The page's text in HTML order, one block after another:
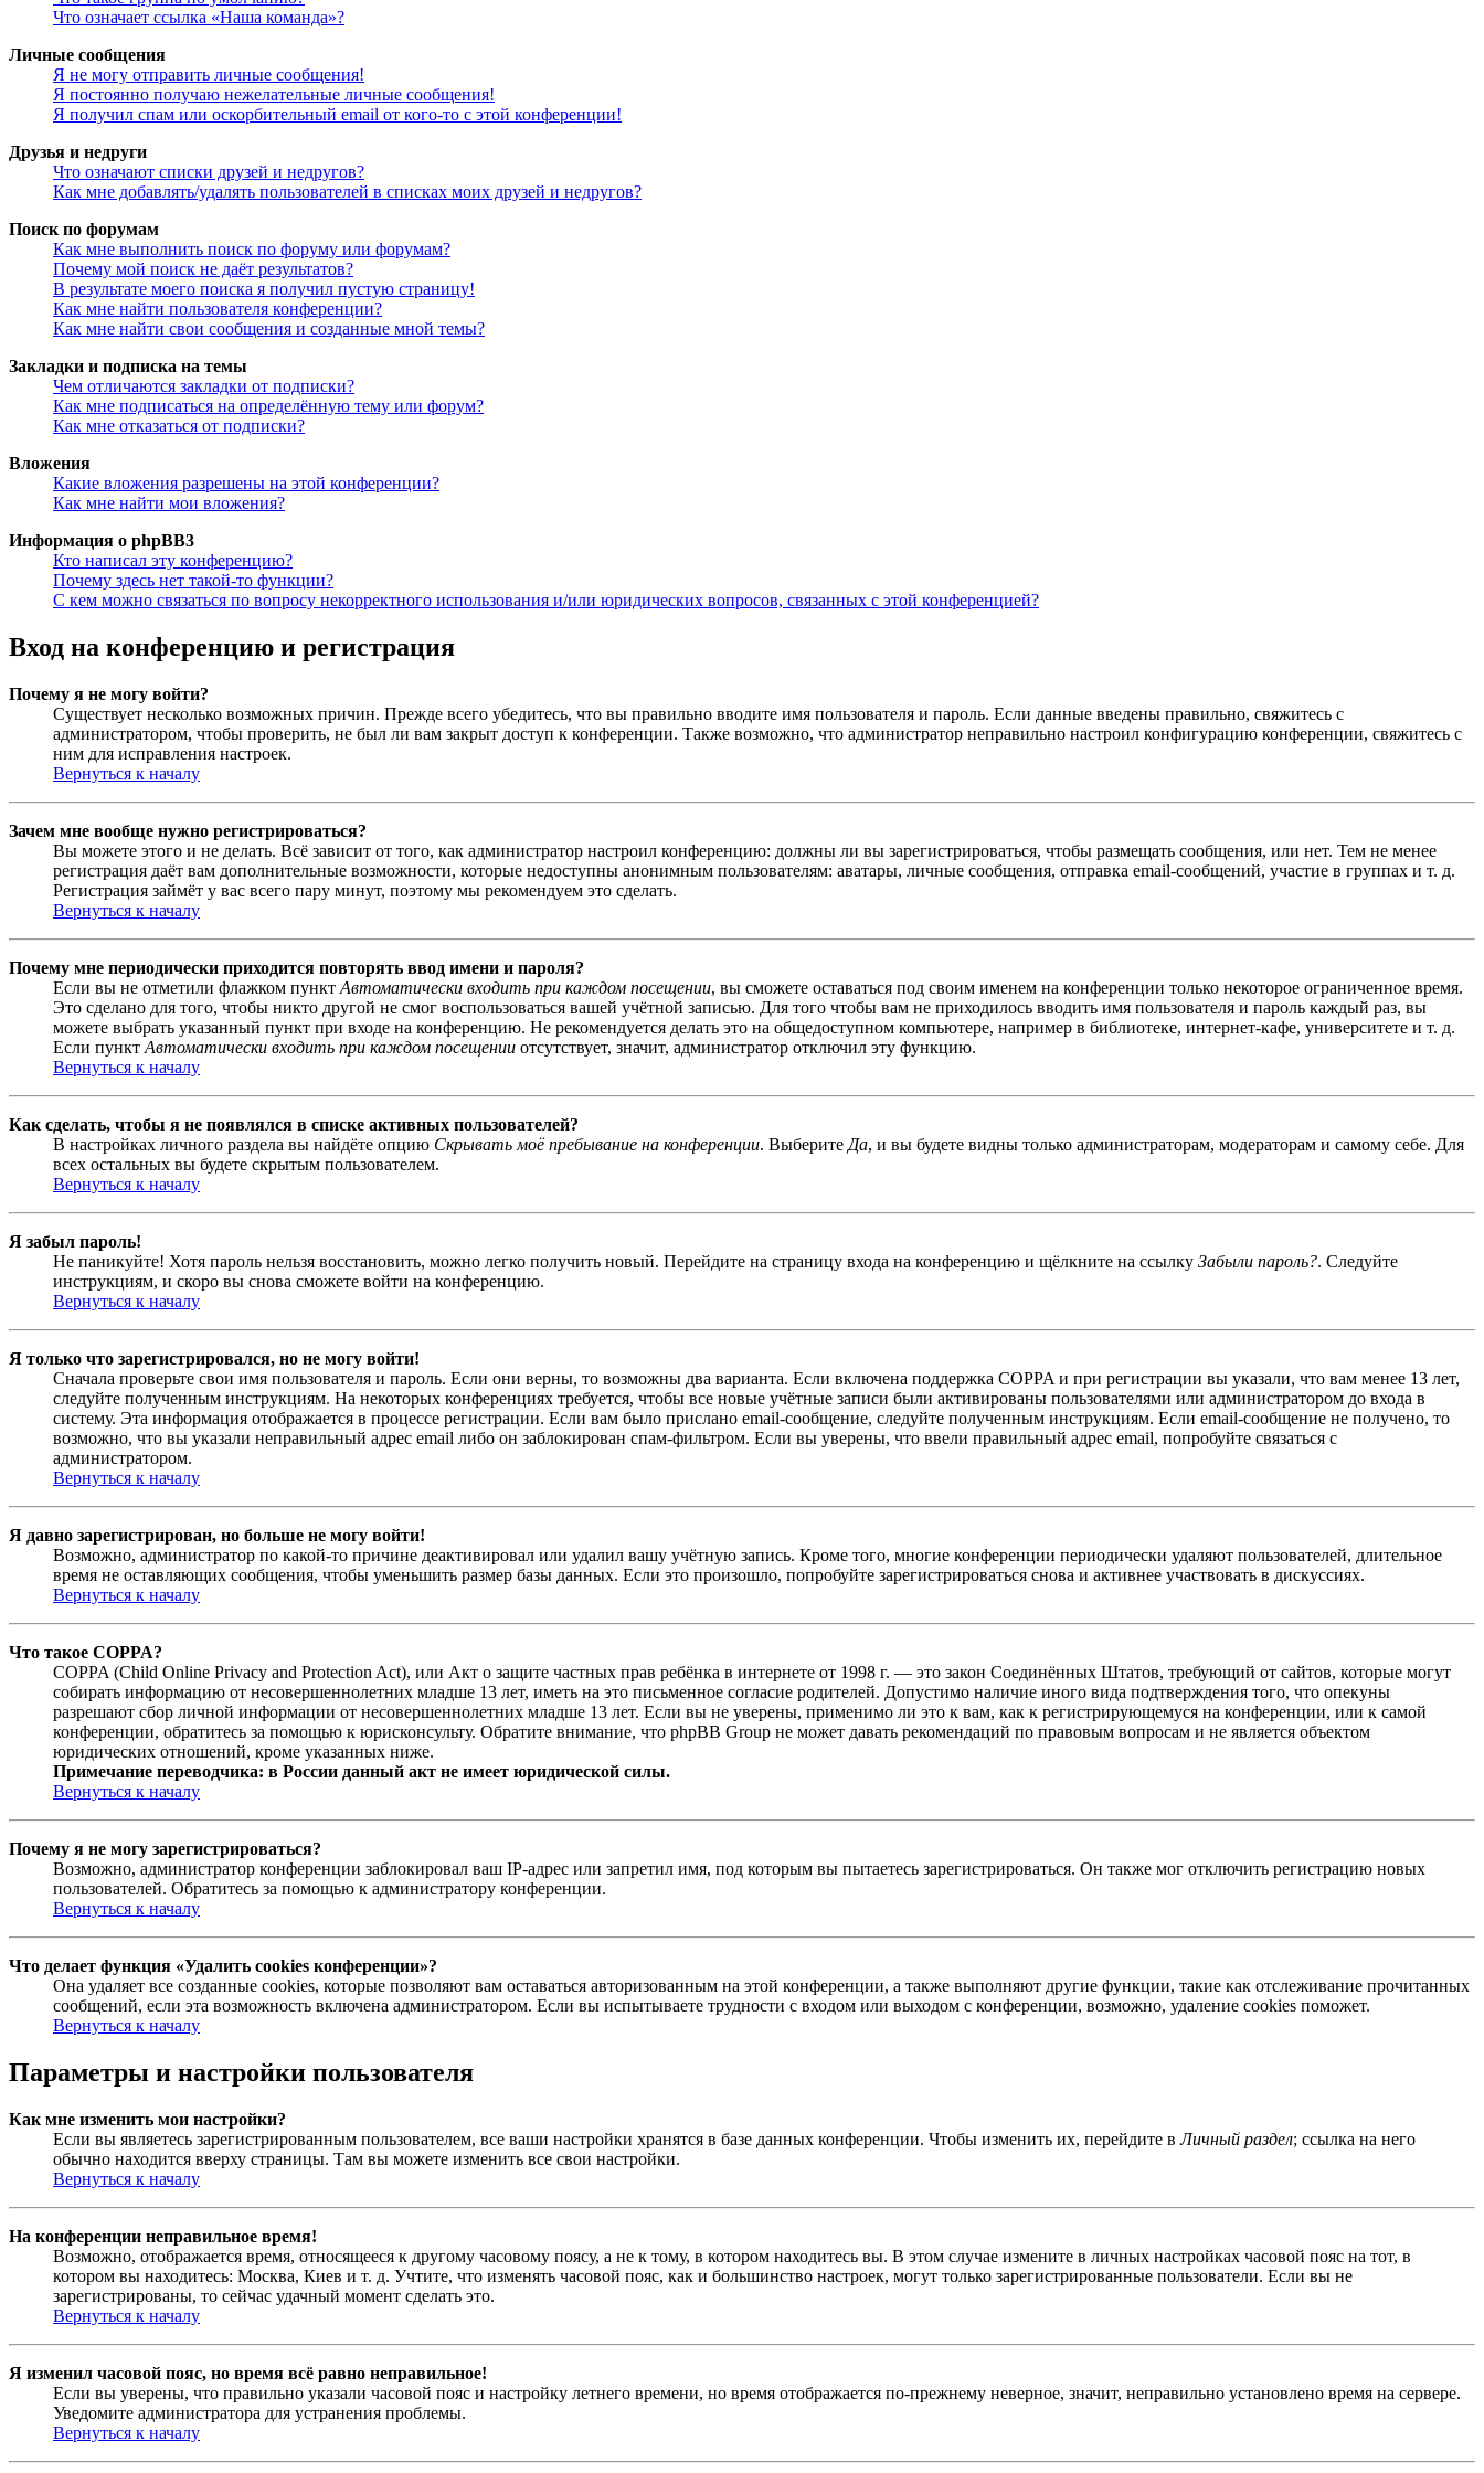
Что означает ссылка «Наша команда»?
Личные сообщения
Я не могу отправить личные сообщения!
Я постоянно получаю нежелательные личные сообщения!
Я получил спам или оскорбительный email от кого-то с этой конференции!
Друзья и недруги
Что означают списки друзей и недругов?
Как мне добавлять/удалять пользователей в списках моих друзей и недругов?
Поиск по форумам
Как мне выполнить поиск по форуму или форумам?
Почему мой поиск не даёт результатов?
В результате моего поиска я получил пустую страницу!
Как мне найти пользователя конференции?
Как мне найти свои сообщения и созданные мной темы?
Закладки и подписка на темы
Чем отличаются закладки от подписки?
Как мне подписаться на определённую тему или форум?
Как мне отказаться от подписки?
Вложения
Какие вложения разрешены на этой конференции?
Как мне найти мои вложения?
Информация о phpBB3
Кто написал эту конференцию?
Почему здесь нет такой-то функции?
С кем можно связаться по вопросу некорректного использования и/или юридических вопросов, связанных с этой конференцией?
Вход на конференцию и регистрация
Почему я не могу войти?
Существует несколько возможных причин. Прежде всего убедитесь, что вы правильно вводите имя пользователя и пароль. Если данные введены правильно, свяжитесь с
администратором, чтобы проверить, не был ли вам закрыт доступ к конференции. Также возможно, что администратор неправильно настроил конфигурацию конференции, свяжитесь с
ним для исправления настроек.
Вернуться к началу
Зачем мне вообще нужно регистрироваться?
Вы можете этого и не делать. Всё зависит от того, как администратор настроил конференцию: должны ли вы зарегистрироваться, чтобы размещать сообщения, или нет. Тем не менее
регистрация даёт вам дополнительные возможности, которые недоступны анонимным пользователям: аватары, личные сообщения, отправка email-сообщений, участие в группах и т. д.
Регистрация займёт у вас всего пару минут, поэтому мы рекомендуем это сделать.
Вернуться к началу
Почему мне периодически приходится повторять ввод имени и пароля?
Если вы не отметили флажком пункт Автоматически входить при каждом посещении, вы сможете оставаться под своим именем на конференции только некоторое ограниченное время.
Это сделано для того, чтобы никто другой не смог воспользоваться вашей учётной записью. Для того чтобы вам не приходилось вводить имя пользователя и пароль каждый раз, вы
можете выбрать указанный пункт при входе на конференцию. Не рекомендуется делать это на общедоступном компьютере, например в библиотеке, интернет-кафе, университете и т. д.
Если пункт Автоматически входить при каждом посещении отсутствует, значит, администратор отключил эту функцию.
Вернуться к началу
Как сделать, чтобы я не появлялся в списке активных пользователей?
В настройках личного раздела вы найдёте опцию Скрывать моё пребывание на конференции. Выберите Да, и вы будете видны только администраторам, модераторам и самому себе. Для
всех остальных вы будете скрытым пользователем.
Вернуться к началу
Я забыл пароль!
Не паникуйте! Хотя пароль нельзя восстановить, можно легко получить новый. Перейдите на страницу входа на конференцию и щёлкните на ссылку Забыли пароль?. Следуйте
инструкциям, и скоро вы снова сможете войти на конференцию.
Вернуться к началу
Я только что зарегистрировался, но не могу войти!
Сначала проверьте свои имя пользователя и пароль. Если они верны, то возможны два варианта. Если включена поддержка COPPA и при регистрации вы указали, что вам менее 13 лет,
следуйте полученным инструкциям. На некоторых конференциях требуется, чтобы все новые учётные записи были активированы пользователями или администратором до входа в
систему. Эта информация отображается в процессе регистрации. Если вам было прислано email-сообщение, следуйте полученным инструкциям. Если email-сообщение не получено, то
возможно, что вы указали неправильный адрес email либо он заблокирован спам-фильтром. Если вы уверены, что ввели правильный адрес email, попробуйте связаться с
администратором.
Вернуться к началу
Я давно зарегистрирован, но больше не могу войти!
Возможно, администратор по какой-то причине деактивировал или удалил вашу учётную запись. Кроме того, многие конференции периодически удаляют пользователей, длительное
время не оставляющих сообщения, чтобы уменьшить размер базы данных. Если это произошло, попробуйте зарегистрироваться снова и активнее участвовать в дискуссиях.
Вернуться к началу
Что такое COPPA?
COPPA (Child Online Privacy and Protection Act), или Акт о защите частных прав ребёнка в интернете от 1998 г. — это закон Соединённых Штатов, требующий от сайтов, которые могут
собирать информацию от несовершеннолетних младше 13 лет, иметь на это письменное согласие родителей. Допустимо наличие иного вида подтверждения того, что опекуны
разрешают сбор личной информации от несовершеннолетних младше 13 лет. Если вы не уверены, применимо ли это к вам, как к регистрирующемуся на конференции, или к самой
конференции, обратитесь за помощью к юрисконсульту. Обратите внимание, что phpBB Group не может давать рекомендаций по правовым вопросам и не является объектом
юридических отношений, кроме указанных ниже.
Примечание переводчика: в России данный акт не имеет юридической силы.
Вернуться к началу
Почему я не могу зарегистрироваться?
Возможно, администратор конференции заблокировал ваш IP-адрес или запретил имя, под которым вы пытаетесь зарегистрироваться. Он также мог отключить регистрацию новых
пользователей. Обратитесь за помощью к администратору конференции.
Вернуться к началу
Что делает функция «Удалить cookies конференции»?
Она удаляет все созданные cookies, которые позволяют вам оставаться авторизованным на этой конференции, а также выполняют другие функции, такие как отслеживание прочитанных
сообщений, если эта возможность включена администратором. Если вы испытываете трудности с входом или выходом с конференции, возможно, удаление cookies поможет.
Вернуться к началу
Параметры и настройки пользователя
Как мне изменить мои настройки?
Если вы являетесь зарегистрированным пользователем, все ваши настройки хранятся в базе данных конференции. Чтобы изменить их, перейдите вЛичный раздел; ссылка на него
обычно находится вверху страницы. Там вы можете изменить все свои настройки.
Вернуться к началу
На конференции неправильное время!
Возможно, отображается время, относящееся к другому часовому поясу, а не к тому, в котором находитесь вы. В этом случае измените в личных настройках часовой пояс на тот, в
котором вы находитесь: Москва, Киев и т. д. Учтите, что изменять часовой пояс, как и большинство настроек, могут только зарегистрированные пользователи. Если вы не
зарегистрированы, то сейчас удачный момент сделать это.
Вернуться к началу
Я изменил часовой пояс, но время всё равно неправильное!
Если вы уверены, что правильно указали часовой пояс и настройку летнего времени, но время отображается по-прежнему неверное, значит, неправильно установлено время на сервере.
Уведомите администратора для устранения проблемы.
Вернуться к началу